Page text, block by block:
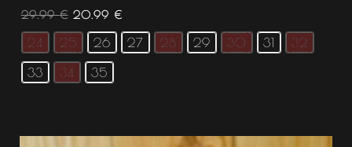
29.99€ 20.99 €
24 25 26 27 28 29 30 31 32
33 34 35